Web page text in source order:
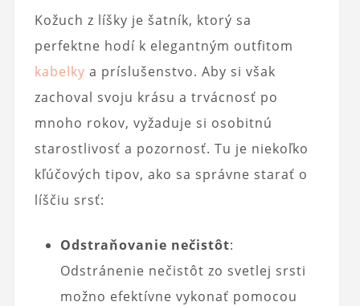
Kožuch z líšky je šatník, ktorý sa
perfektne hodí k elegantným outfitom
kabelky a príslušenstvo. Aby si však
zachoval svoju krásu a trvácnosť po
mnoho rokov, vyžaduje si osobitnú
starostlivosť a pozornosť. Tu je niekoľko
kľúčových tipov, ako sa správne starať o
líščiu srsť:
Odstraňovanie nečistôt:
Odstránenie nečistôt zo svetlej srsti
možno efektívne vykonať pomocou